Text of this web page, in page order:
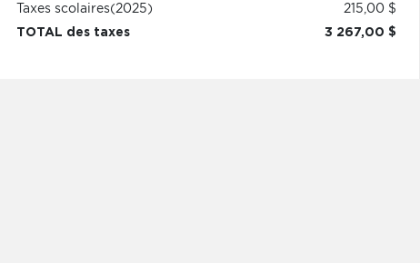
Taxes scolaires(2025)
215,00 $
TOTAL des taxes
3 267,00 $